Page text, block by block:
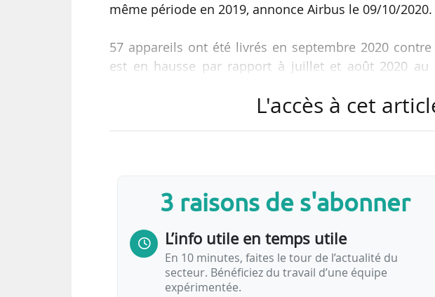
même période en 2019, annonce Airbus le 09/10/2020.
57 appareils ont été livrés en septembre 2020
est en hausse par rapport à juillet et août 2020 au
Début octobre 2020, Airbus a indiqué avoir reçu
L'accès à cet
3 raisons de s'abonner
L’info utile en temps utile
En 10 minutes, faites le tour de l’actualité du
secteur. Bénéficiez du travail d’une équipe
expérimentée.